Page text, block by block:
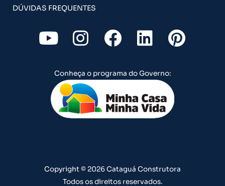
DÚVIDAS FREQUENTES
Y
o
u
t
u
b
I
n
s
t
a
g
m
F
a
c
e
b
o
L
i
n
k
e
d
P
i
t
Conheça o programa do Governo:
Copyright © 2026 Cataguá Construtora
Todos os direitos reservados.